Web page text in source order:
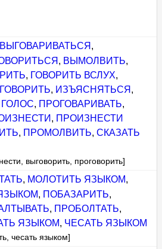
ВЫГОВАРИВАТЬСЯ ,
, ВЫМОЛВИТЬ,
, ГОВОРИТЬ ВСЛУХ,
, ИЗЪЯСНЯТЬСЯ ,
, ПРОГОВАРИВАТЬ,
, ПРОИЗНЕСТИ
, ПРОМОЛВИТЬ,СКАЗАТЬ
выговорить, проговорить]
, МОЛОТИТЬ ЯЗЫКОМ,
, ПОБАЗАРИТЬ,
, ПРОБОЛТАТЬ,
ЯЗЫКОМ, ЧЕСАТЬ ЯЗЫКОМ
чесать языком]